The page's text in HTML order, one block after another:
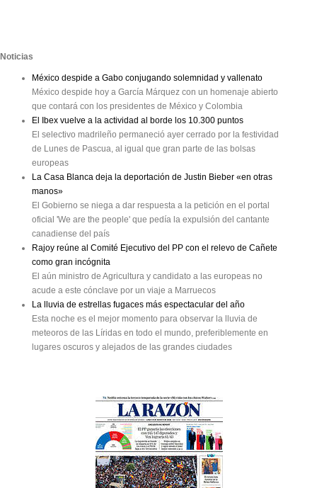
Noticias
México despide a Gabo conjugando solemnidad y vallenato
México despide hoy a García Márquez con un homenaje abierto
que contará con los presidentes de México y Colombia
El Ibex vuelve a la actividad al borde los 10.300 puntos
El selectivo madrileño permaneció ayer cerrado por la festividad
de Lunes de Pascua, al igual que gran parte de las bolsas
europeas
La Casa Blanca deja la deportación de Justin Bieber «en otras
manos»
El Gobierno se niega a dar respuesta a la petición en el portal
oficial 'We are the people' que pedía la expulsión del cantante
canadiense del país
Rajoy reúne al Comité Ejecutivo del PP con el relevo de Cañete
como gran incógnita
El aún ministro de Agricultura y candidato a las europeas no
acude a este cónclave por un viaje a Marruecos
La lluvia de estrellas fugaces más espectacular del año
Esta noche es el mejor momento para observar la lluvia de
meteoros de las Líridas en todo el mundo, preferiblemente en
lugares oscuros y alejados de las grandes ciudades